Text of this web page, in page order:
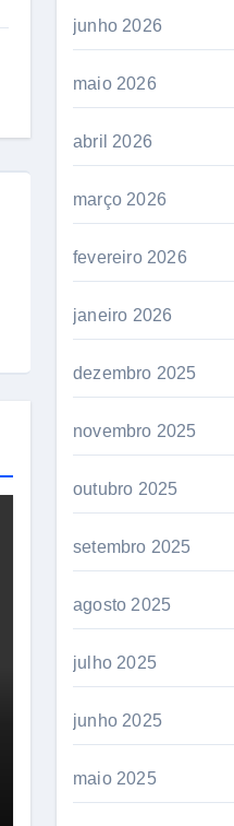
junho 2026
maio 2026
abril 2026
março 2026
fevereiro 2026
janeiro 2026
dezembro 2025
novembro 2025
outubro 2025
setembro 2025
agosto 2025
julho 2025
junho 2025
maio 2025